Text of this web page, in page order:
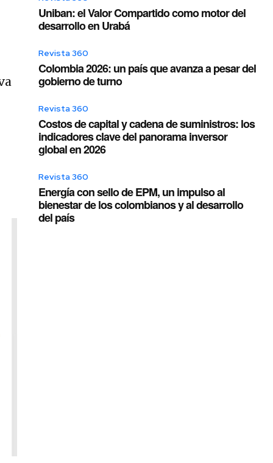
Uniban: el Valor Compartido como motor del
desarrollo en Urabá
Revista 360
Colombia 2026: un país que avanza a pesar del
gobierno de turno
Revista 360
Costos de capital y cadena de suministros: los
indicadores clave del panorama inversor
global en 2026
Revista 360
Energía con sello de EPM, un impulso al
bienestar de los colombianos y al desarrollo
del país